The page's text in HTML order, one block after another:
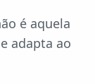
é aquela
adapta ao